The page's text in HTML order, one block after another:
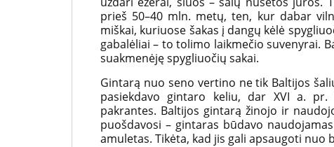
Lietuvoje
prieš 50–40 mln. metų, ten, kur dabar
miškai, kuriuose šakas į dangų kėlė
gabalėliai – to tolimo laikmečio suvenyrai.
suakmenėję spygliuočių sakai.
Gintarą nuo seno vertino ne tik Baltijos
pasiekdavo gintaro keliu, dar XVI a.
pakrantes. Baltijos gintarą žinojo ir
puošdavosi – gintaras būdavo
amuletas. Tikėta, kad jis gali apsaugoti nuo